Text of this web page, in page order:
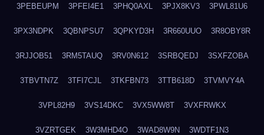
3PEBEUPM 3PFEI4E1 3PHQ0AXL 3PJX8KV3 3PWL81U6
3PX3NDPK 3QBNPSU7 3QPKYD3H 3R660UUO 3R8OBY8R
3RJJOB51 3RM5TAUQ 3RV0N612 3SRBQEDJ 3SXFZOBA
3TBVTN7Z 3TFI7CJL 3TKFBN73 3TTB618D 3TVMVY4A
3VPL82H9 3VS14DKC 3VX5WW8T 3VXFRWKX
3VZRTGEK 3W3MHD4O 3WAD8W9N 3WDTF1N3